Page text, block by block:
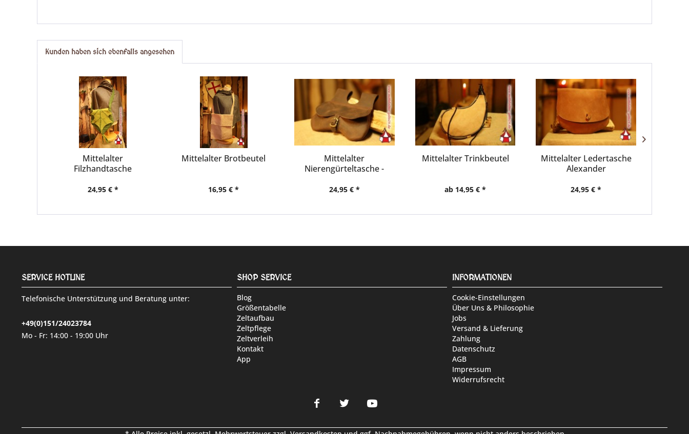
Kunden haben sich ebenfalls angesehen
Mittelalter
Filzhandtasche
24,95 € *
Mittelalter Brotbeutel
16,95 € *
Mittelalter
Nierengürteltasche -
24,95 € *
Mittelalter Trinkbeutel
ab 14,95 € *
Mittelalter Ledertasche
Alexander
24,95 € *
SERVICE HOTLINE
Telefonische Unterstützung und Beratung unter:
+49(0)151/24023784
Mo - Fr: 14:00 - 19:00 Uhr
SHOP SERVICE
Blog
Größentabelle
Zeltaufbau
Zeltpflege
Zeltverleih
Kontakt
App
INFORMATIONEN
Cookie-Einstellungen
Über Uns & Philosophie
Jobs
Versand & Lieferung
Zahlung
Datenschutz
AGB
Impressum
Widerrufsrecht